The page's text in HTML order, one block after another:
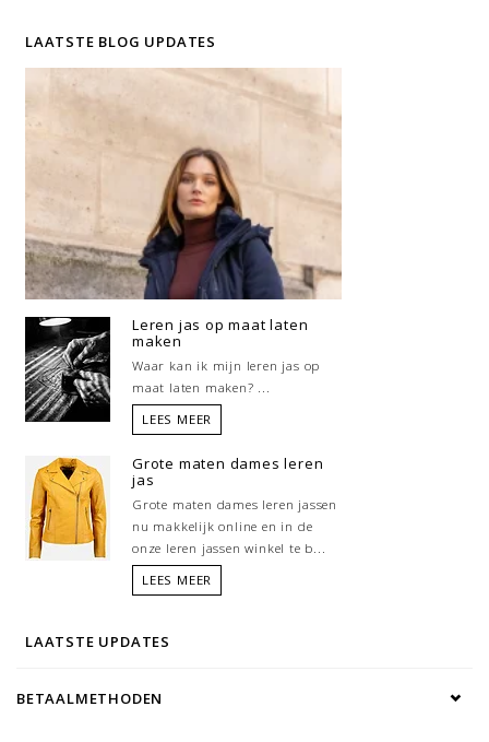
LAATSTE BLOG UPDATES
Leren jas op maat laten
maken
Waar kan ik mijn leren jas op
maat laten maken? ...
LEES MEER
Grote maten dames leren
jas
Grote maten dames leren jassen
nu makkelijk online en in de
onze leren jassen winkel te b...
LEES MEER
LAATSTE UPDATES
BETAALMETHODEN